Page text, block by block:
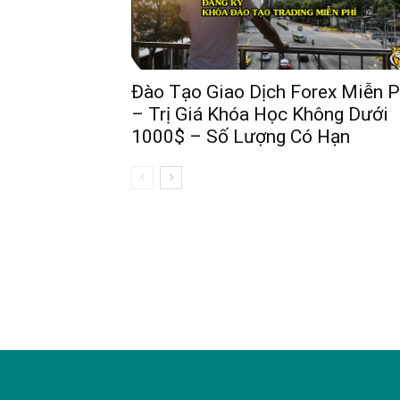
Đào Tạo Giao Dịch Forex Miễn
– Trị Giá Khóa Học Không Dưới
1000$ – Số Lượng Có Hạn